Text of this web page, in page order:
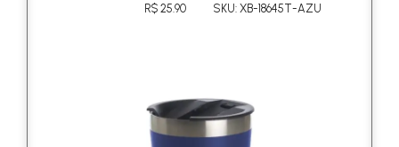
R$ 25.90 SKU: XB-18645T-AZU